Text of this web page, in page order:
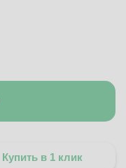
Купить в 1 клик